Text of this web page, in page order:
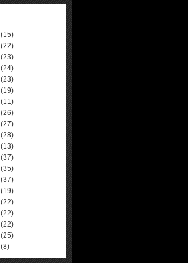
(15)
(22)
(23)
(24)
(23)
(19)
(11)
(26)
(27)
(28)
(13)
(37)
(35)
(37)
(19)
(22)
(22)
(22)
(25)
(8)